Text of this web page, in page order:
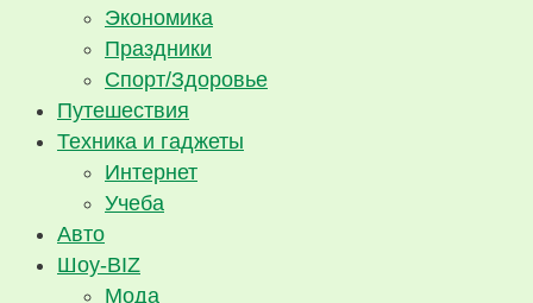
Экономика
Праздники
Спорт/Здоровье
Путешествия
Техника и гаджеты
Интернет
Учеба
Авто
Шоу-BIZ
Мода